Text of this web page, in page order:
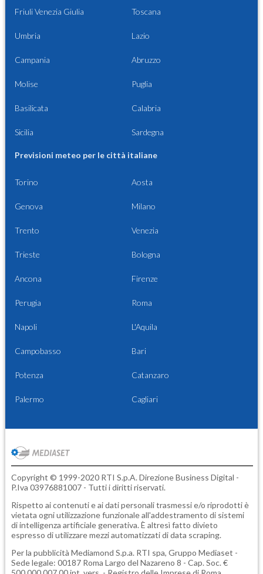
Friuli Venezia Giulia Toscana
Umbria Lazio
Campania Abruzzo
Molise Puglia
Basilicata Calabria
Sicilia Sardegna
Previsioni meteo per le città italiane
Torino Aosta
Genova Milano
Trento Venezia
Trieste Bologna
Ancona Firenze
Perugia Roma
Napoli L'Aquila
Campobasso Bari
Potenza Catanzaro
Palermo Cagliari
Copyright © 1999-2020 RTI S.p.A. Direzione Business Digital -
P.Iva 03976881007 - Tutti i diritti riservati.
Rispetto ai contenuti e ai dati personali trasmessi e/o riprodotti è
vietata ogni utilizzazione funzionale all'addestramento di sistemi
di intelligenza artificiale generativa. È altresì fatto divieto
espresso di utilizzare mezzi automatizzati di data scraping.
Per la pubblicità Mediamond S.p.a. RTI spa, Gruppo Mediaset -
Sede legale: 00187 Roma Largo del Nazareno 8 - Cap. Soc. €